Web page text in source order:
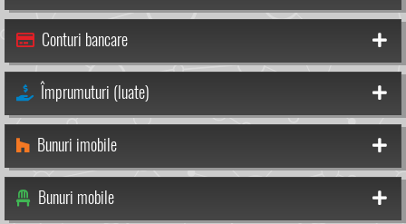
Conturi bancare
Împrumuturi (luate)
Bunuri imobile
Bunuri mobile